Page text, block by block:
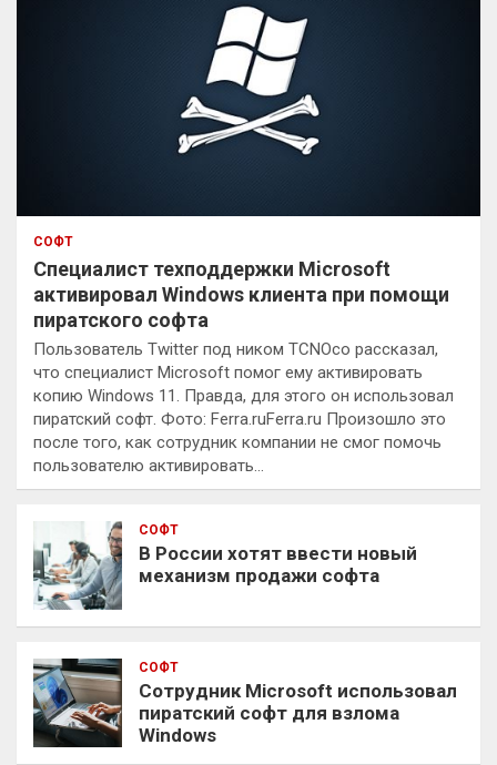
СОФТ
Специалист техподдержки Microsoft
активировал Windows клиента при помощи
пиратского софта
Пользователь Twitter под ником TCNOco рассказал,
что специалист Microsoft помог ему активировать
копию Windows 11. Правда, для этого он использовал
пиратский софт. Фото: Ferra.ruFerra.ru Произошло это
после того, как сотрудник компании не смог помочь
пользователю активировать…
СОФТ
В России хотят ввести новый
механизм продажи софта
СОФТ
Сотрудник Microsoft использовал
пиратский софт для взлома
Windows